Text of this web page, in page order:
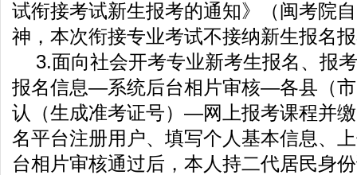
试衔接考试新生报考的通知》（闽考院
神，本次衔接专业考试不接纳新生报名
3.面向社会开考专业新考生报名、报
报名信息—系统后台相片审核—各县（
认（生成准考证号）—网上报考课程并
名平台注册用户、填写个人基本信息、
台相片审核通过后，本人持二代居民身